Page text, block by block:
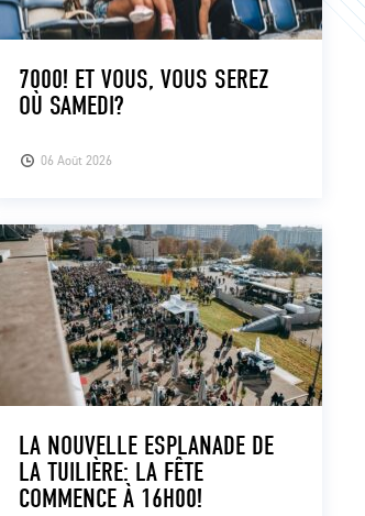
06 Août 2026
7000! ET VOUS, VOUS SEREZ
OÙ SAMEDI?
LA NOUVELLE ESPLANADE DE
LA TUILIÈRE: LA FÊTE
COMMENCE À 16H00!